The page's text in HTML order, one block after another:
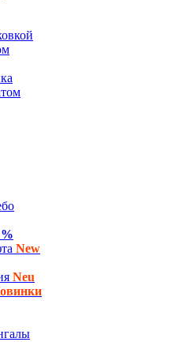
%
New
Neu